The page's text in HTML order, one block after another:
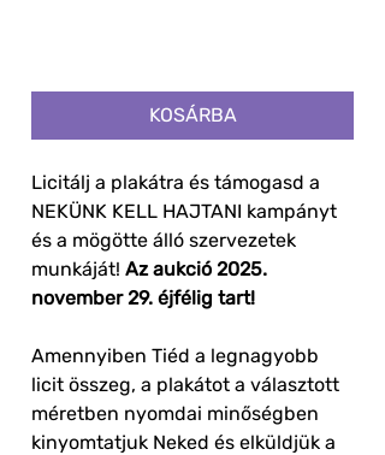
KOSÁRBA
Licitálj a plakátra és támogasd a
NEKÜNK KELL HAJTANI kampányt
és a mögötte álló szervezetek
munkáját! Az aukció 2025.
november 29. éjfélig tart!
Amennyiben Tiéd a legnagyobb
licit összeg, a plakátot a választott
méretben nyomdai minőségben
kinyomtatjuk Neked és elküldjük a